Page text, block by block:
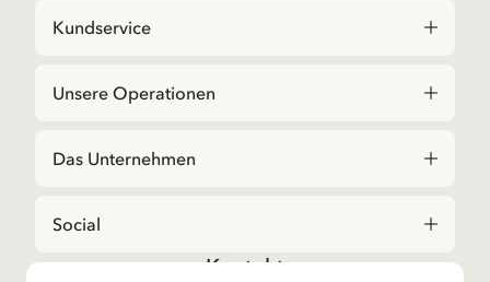
Kundservice
Unsere Operationen
Das Unternehmen
Social
Kontakt